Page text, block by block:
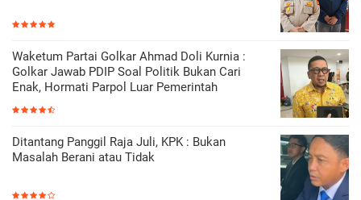
Waketum Partai Golkar Ahmad Doli Kurnia :
Golkar Jawab PDIP Soal Politik Bukan Cari
Enak, Hormati Parpol Luar Pemerintah
Ditantang Panggil Raja Juli, KPK : Bukan
Masalah Berani atau Tidak